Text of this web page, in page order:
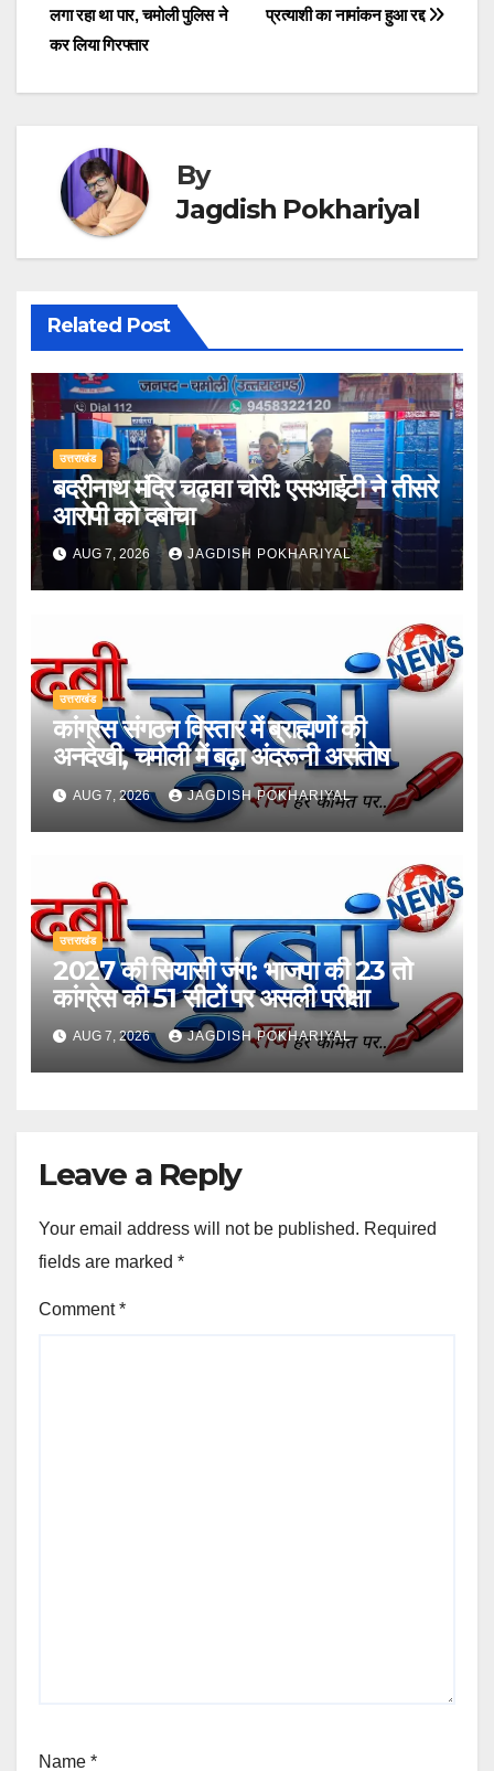
navigation
प्रत्याशी का नामांकन हुआ रद्द
लगा रहा था पार, चमोली पुलिस ने
कर लिया गिरफ्तार
By
Jagdish Pokhariyal
Related Post
उत्तराखंड
बदरीनाथ मंदिर चढ़ावा चोरी: एसआईटी ने तीसरे
आरोपी को दबोचा
AUG 7, 2026 JAGDISH POKHARIYAL
उत्तराखंड
कांग्रेस संगठन विस्तार में ब्राह्मणों की
अनदेखी, चमोली में बढ़ा अंदरूनी असंतोष
AUG 7, 2026 JAGDISH POKHARIYAL
उत्तराखंड
2027 की सियासी जंग: भाजपा की 23 तो
कांग्रेस की 51 सीटों पर असली परीक्षा
AUG 7, 2026 JAGDISH POKHARIYAL
Leave a Reply
Your email address will not be published. Required
fields are marked *
Comment*
Name *